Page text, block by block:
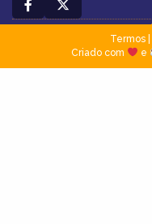
Termos|
Criado com
e